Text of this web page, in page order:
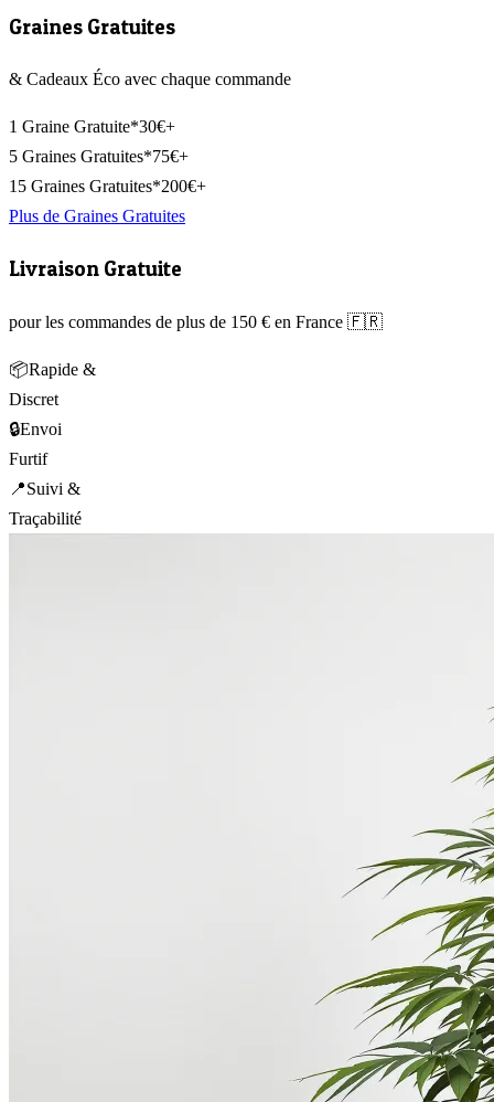
Graines Gratuites
& Cadeaux Éco avec chaque commande
1 Graine Gratuite*30€+
5 Graines Gratuites*75€+
15 Graines Gratuites*200€+
Plus de Graines Gratuites
Livraison Gratuite
pour les commandes de plus de 150 € en France 🇫🇷
📦Rapide &
Discret
🔒Envoi
Furtif
📍Suivi &
Traçabilité